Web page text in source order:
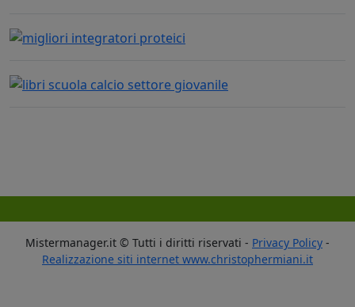
Mistermanager.it © Tutti i diritti riservati - Privacy Policy -
Realizzazione siti internet www.christophermiani.it